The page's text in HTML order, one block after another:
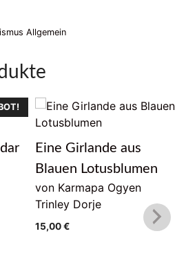
Allgemein
Eine Girlande aus
Blauen Lotusblumen
von Karmapa Ogyen
Trinley Dorje
15,00€